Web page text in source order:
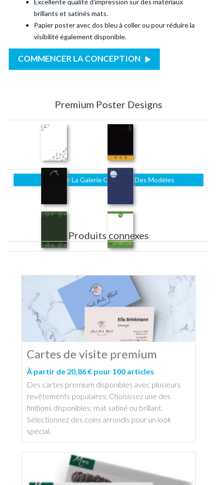
Excellente qualité d'impression sur des matériaux
brillants et satinés mats.
Papier poster avec dos bleu à coller ou pour réduire la
visibilité également disponible.
COMMENCER LA CONCEPTION
Premium Poster Designs
Parcourir La Galerie Complète Des Modèles
Produits connexes
Cartes de visite premium
À partir de 20,86 € pour 100 articles
Des cartes premium disponibles avec plusieurs
revêtements populaires. Choisissez une des
finitions disponibles: mat satiné ou brillant.
Sélectionnez des coins arrondis pour un look
spécial.